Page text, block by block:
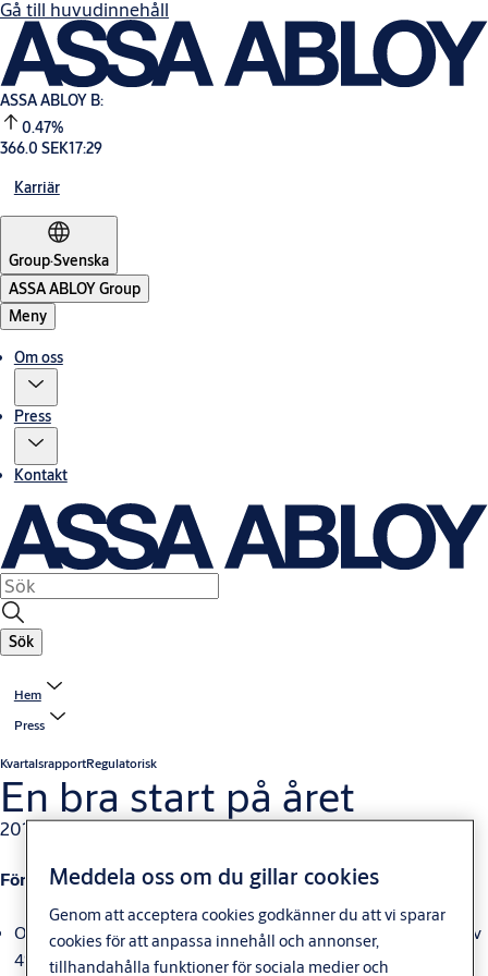
Gå till huvudinnehåll
ASSA ABLOY B:
0.47%
366.0 SEK17:29
Karriär
Group·Svenska
ASSA ABLOY Group
Meny
Om oss
Press
Kontakt
Sök
Hem
Press
KvartalsrapportRegulatorisk
En bra start på året
2018-04-26
Första kvartalet
Omsättningen ökade med 2% till 18 550 MSEK (18 142), varav
4% (6) organisk och 2% (3) förvärvad tillväxt netto
Meddela oss om du gillar cookies
Genom att acceptera cookies godkänner du att vi sparar
cookies för att anpassa innehåll och annonser,
tillhandahålla funktioner för sociala medier och